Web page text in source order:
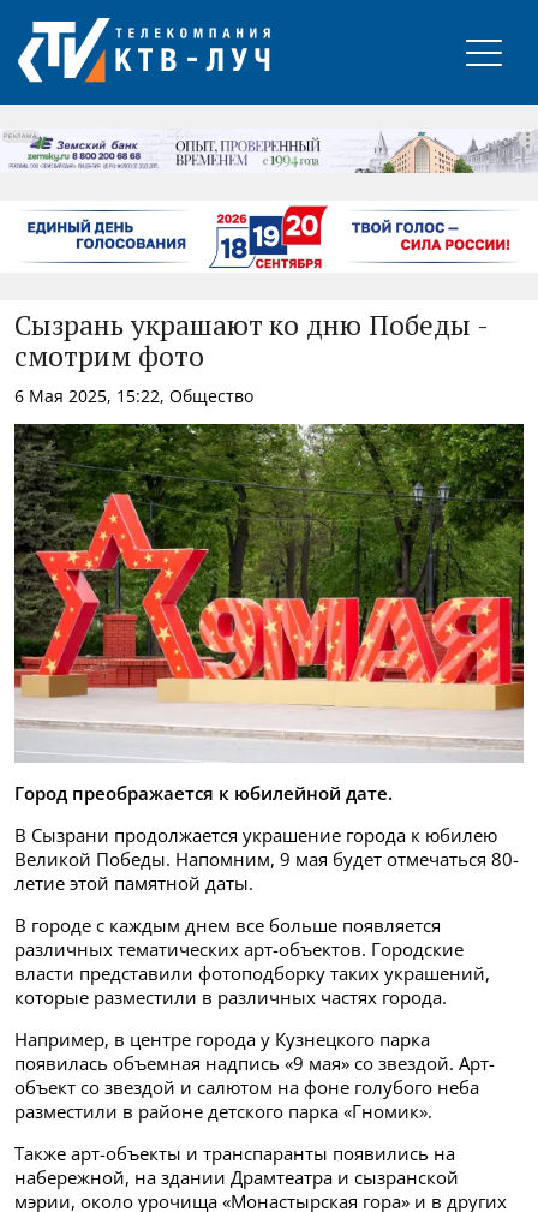
РЕКЛАМА
Сызрань украшают ко дню Победы -
смотрим фото
6 Мая 2025, 15:22, Общество
Город преображается к юбилейной дате.
В Сызрани продолжается украшение города к юбилею
Великой Победы. Напомним, 9 мая будет отмечаться 80-
летие этой памятной даты.
В городе с каждым днем все больше появляется
различных тематических арт-объектов. Городские
власти представили фотоподборку таких украшений,
которые разместили в различных частях города.
Например, в центре города у Кузнецкого парка
появилась объемная надпись «9 мая» со звездой. Арт-
объект со звездой и салютом на фоне голубого неба
разместили в районе детского парка «Гномик».
Также арт-объекты и транспаранты появились на
набережной, на здании Драмтеатра и сызранской
мэрии, около урочища «Монастырская гора» и в других